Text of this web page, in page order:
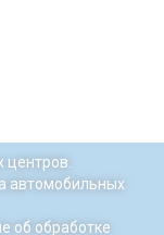
центров.
автомобильных
об обработке